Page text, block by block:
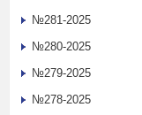
№281-2025
№280-2025
№279-2025
№278-2025